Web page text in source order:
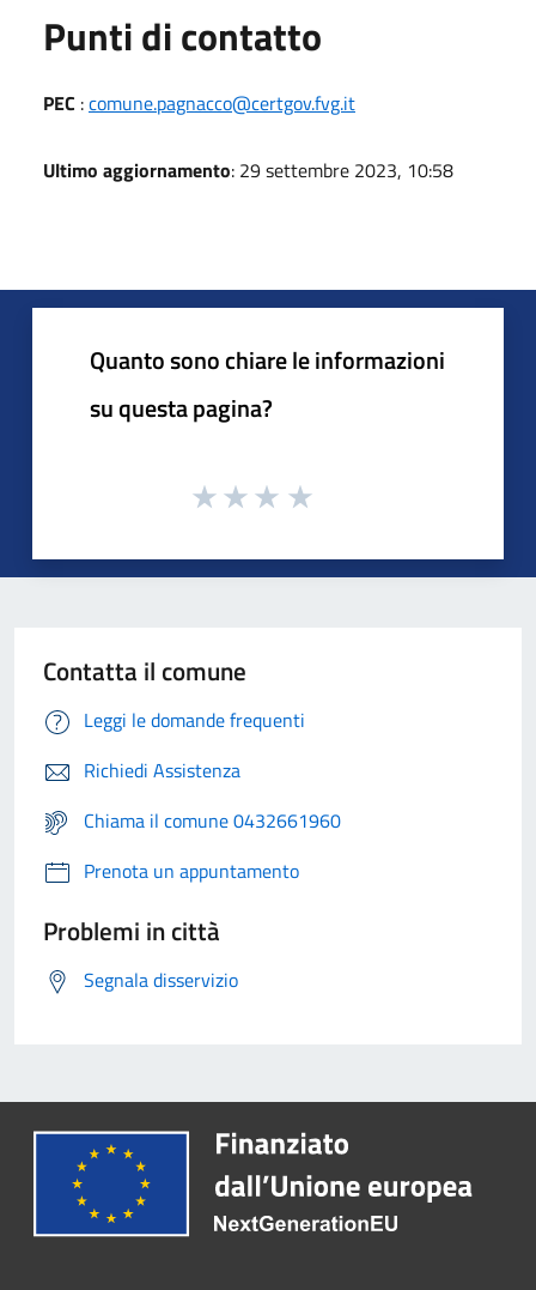
Punti di contatto
PEC :comune.pagnacco@certgov.fvg.it
Ultimo aggiornamento: 29 settembre 2023, 10:58
Quanto sono chiare le informazioni
su questa pagina?
Contatta il comune
Leggi le domande frequenti
Richiedi Assistenza
Chiama il comune 0432661960
Prenota un appuntamento
Problemi in città
Segnala disservizio